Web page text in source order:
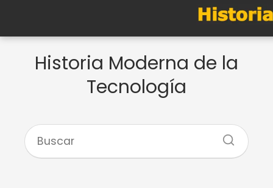
Historia Moderna de la
Tecnología